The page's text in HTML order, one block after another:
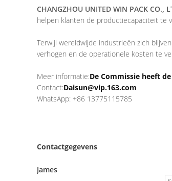
CHANGZHOU UNITED WIN PACK CO.,
helpen klanten de productiecapaciteit te
Terwijl wereldwijde industrieën zich
verhogen en de operationele kosten te
Meer informatie:De Commissie heeft
Contact:Daisun@vip.163.com
WhatsApp: +86 13775115785
Contactgegevens
James